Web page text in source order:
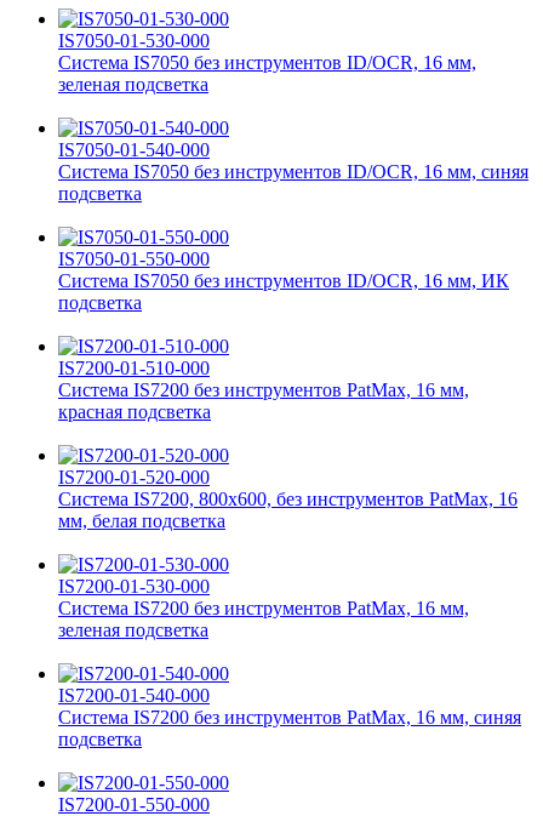
IS7050-01-530-000
Система IS7050 без инструментов ID/OCR, 16 мм,
зеленая подсветка
IS7050-01-540-000
Система IS7050 без инструментов ID/OCR, 16 мм, синяя
подсветка
IS7050-01-550-000
Система IS7050 без инструментов ID/OCR, 16 мм, ИК
подсветка
IS7200-01-510-000
Система IS7200 без инструментов PatMax, 16 мм,
красная подсветка
IS7200-01-520-000
Система IS7200, 800x600, без инструментов PatMax, 16
мм, белая подсветка
IS7200-01-530-000
Система IS7200 без инструментов PatMax, 16 мм,
зеленая подсветка
IS7200-01-540-000
Система IS7200 без инструментов PatMax, 16 мм, синяя
подсветка
IS7200-01-550-000